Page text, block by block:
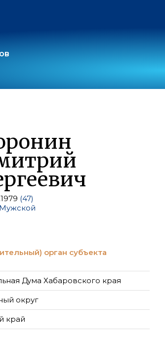
(47)
Мужской
орган субъекта
Дума Хабаровского края
округ
край